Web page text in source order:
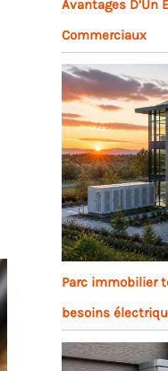
Avantages D’Un
Commerciaux
Parc immobilier
besoins